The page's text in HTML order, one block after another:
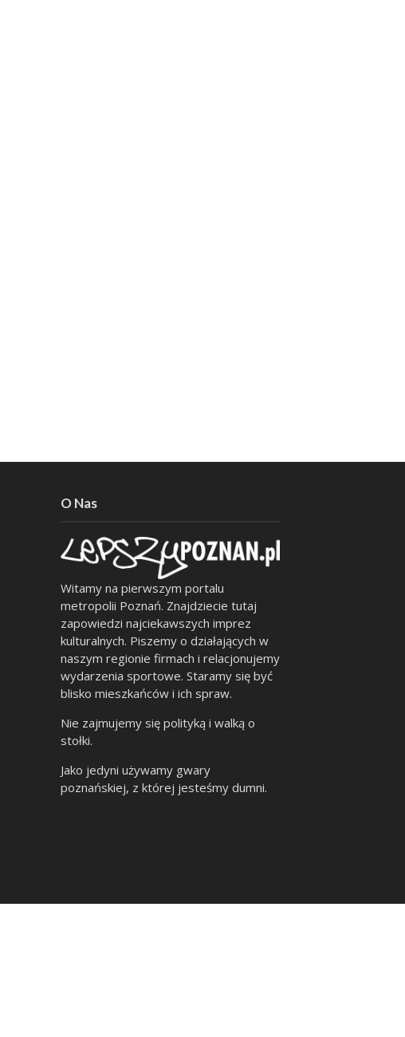
O Nas
Witamy na pierwszym portalu
metropolii Poznań. Znajdziecie tutaj
zapowiedzi najciekawszych imprez
kulturalnych. Piszemy o działających w
naszym regionie firmach i relacjonujemy
wydarzenia sportowe. Staramy się być
blisko mieszkańców i ich spraw.
Nie zajmujemy się polityką i walką o
stołki.
Jako jedyni używamy gwary
poznańskiej, z której jesteśmy dumni.